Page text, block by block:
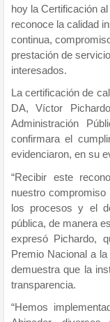
hoy la Certificación
reconoce la calidad
continua,
prestación de
interesados.
La certificación de
DA, Víctor
Administración
confirmara el
evidenciaron, en su
“Recibir este
nuestro compromiso
los procesos y el
pública, de manera
expresó Pichardo,
Premio Nacional a
demuestra que la
transparencia.
“Hemos